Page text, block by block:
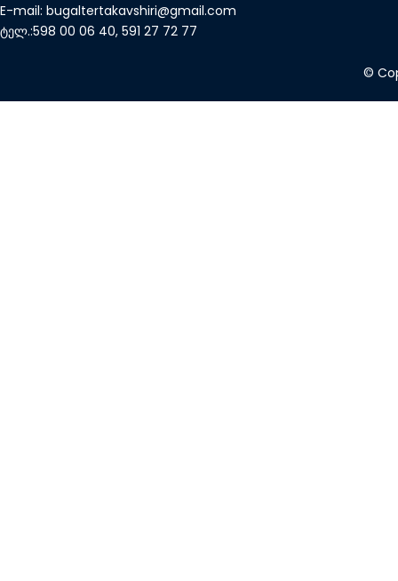
E-mail: bugaltertakavshiri@gmail.com
ტელ.:598 00 06 40, 591 27 72 77
©